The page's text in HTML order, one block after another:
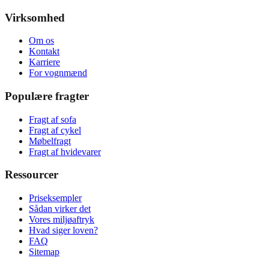
Virksomhed
Om os
Kontakt
Karriere
For vognmænd
Populære fragter
Fragt af sofa
Fragt af cykel
Møbelfragt
Fragt af hvidevarer
Ressourcer
Priseksempler
Sådan virker det
Vores miljøaftryk
Hvad siger loven?
FAQ
Sitemap